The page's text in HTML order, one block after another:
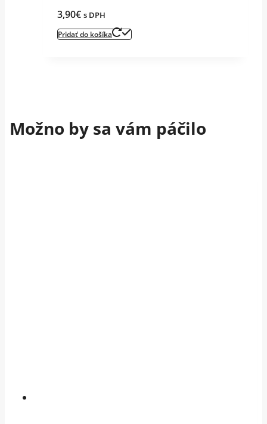
3,90€ s DPH
Pridať do košíka
Možno by sa vám páčilo